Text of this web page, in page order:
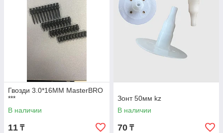
Гвозди 3.0*16MM MasterBRO
***
В наличии
11 ₸
Зонт 50мм kz
В наличии
70 ₸